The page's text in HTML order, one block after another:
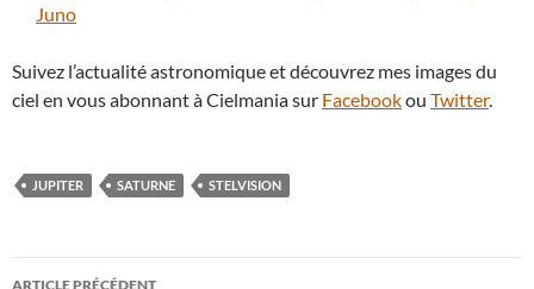
Juno
Suivez l’actualité astronomique et découvrez mes images du
ciel en vous abonnant à Cielmania sur Facebookou Twitter.
JUPITER SATURNE STELVISION
Navigation
ARTICLE PRÉCÉDENT